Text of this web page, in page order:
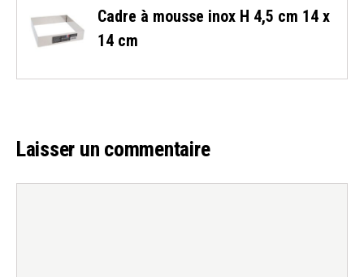
Cadre à mousse inox H 4,5 cm 14 x
14 cm
Laisser un commentaire